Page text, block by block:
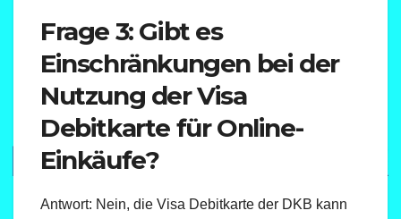
Frage 3: Gibt es
Einschränkungen bei der
Nutzung der Visa
Debitkarte für Online-
Einkäufe?
Antwort: Nein, die Visa Debitkarte der DKB kann